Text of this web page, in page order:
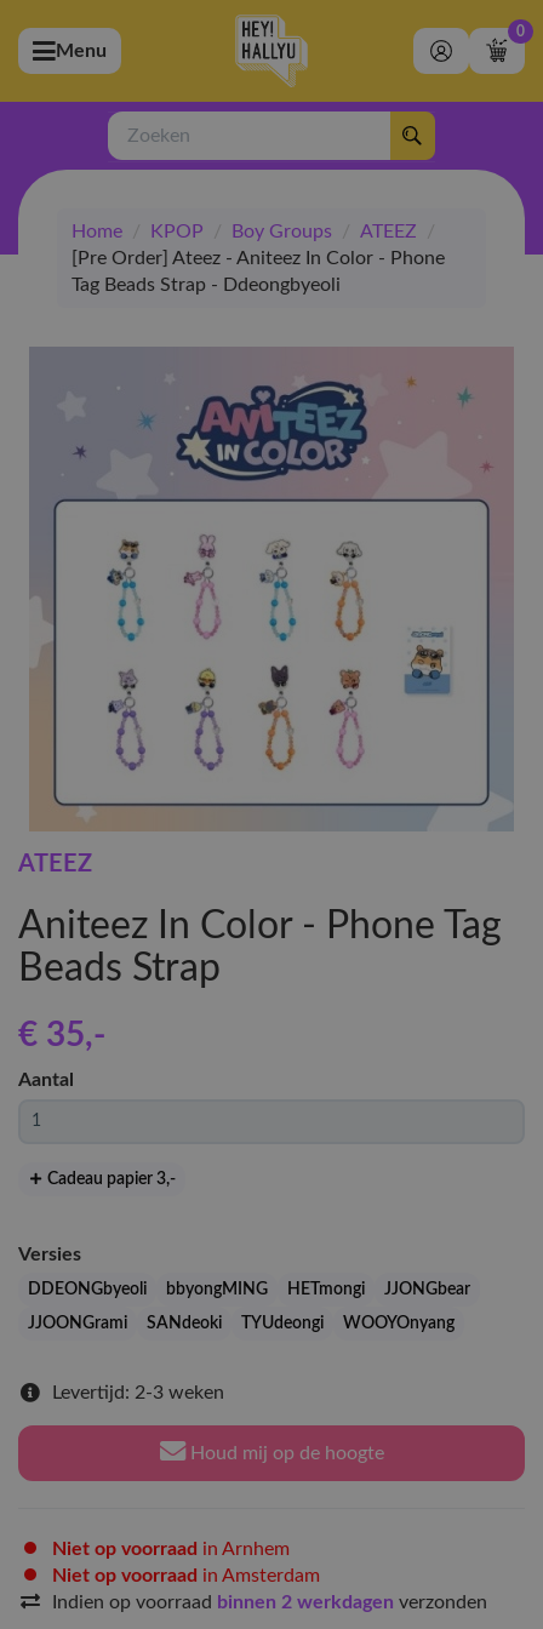
(Artiesten)
(Merchandise)
(Exclusive)
(Winkel)
Menu
0
Zoeken
Home / KPOP / Boy Groups / ATEEZ
/
[Pre Order] Ateez - Aniteez In Color - Phone
Tag Beads Strap - Ddeongbyeoli
ATEEZ
Aniteez In Color - Phone Tag
Beads Strap
€ 35,-
Aantal
Cadeau papier 3,-
Versies
DDEONGbyeoli bbyongMING HETmongi
JJONGbear
JJOONGrami
SANdeoki TYUdeongi WOOYOnyang
Levertijd: 2-3 weken
Houd mij op de hoogte
Niet op voorraad in Arnhem
Niet op voorraad in Amsterdam
Indien op voorraad binnen 2 werkdagen verzonden